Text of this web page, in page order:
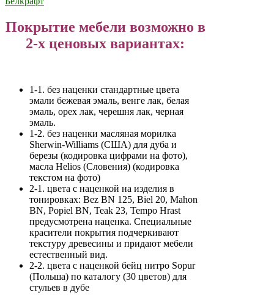
Покрытие мебели возможно в
2-х ценовых вариантах:
1-1. без наценки стандартные цвета
эмали бежевая эмаль, венге лак, белая
эмаль, орех лак, черешня лак, черная
эмаль.
1-2. без наценки масляная морилка
Sherwin-Williams (США) для дуба и
березы (кодировка цифрами на фото),
масла Helios (Словения) (кодировка
текстом на фото)
2-1. цвета с наценкой на изделия в
тонировках: Bez BN 125, Biel 20, Mahon
BN, Popiel BN, Teak 23, Tempo Hrast
предусмотрена наценка. Специальные
красители покрытия подчеркивают
текстуру древесины и придают мебели
естественный вид.
2-2. цвета с наценкой бейц нитро Sopur
(Польша) по каталогу (30 цветов) для
стульев в дубе